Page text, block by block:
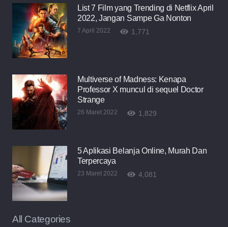
List 7 Film yang Trending di Netflix April
2022, Jangan Sampe Ga Nonton
7 April 2022 1,771
Multiverse of Madness: Kenapa
Professor X muncul di sequel Doctor
Strange
26 Maret 2022 1,829
5 Aplikasi Belanja Online, Murah Dan
Terpercaya
23 Maret 2022 4,081
All Categories